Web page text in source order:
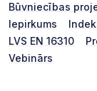
Būvniecības
Iepirkums
LVS EN 16310
Vebinārs